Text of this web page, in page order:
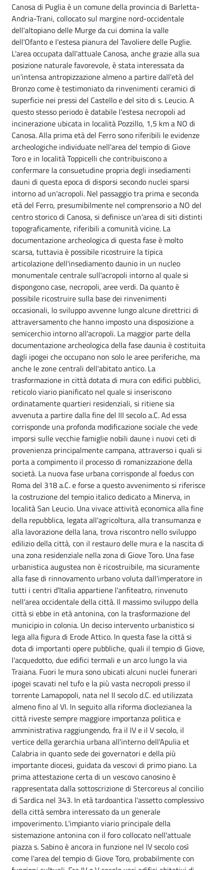
Canosa di Puglia è un comune della provincia di Barletta-
Andria-Trani, collocato sul margine nord-occidentale
dell'altopiano delle Murge da cui domina la valle
dell'Ofanto e l'estesa pianura del Tavoliere delle Puglie.
L'area occupata dall'attuale Canosa, anche grazie alla sua
posizione naturale favorevole, è stata interessata da
un'intensa antropizzazione almeno a partire dall'età del
Bronzo come è testimoniato da rinvenimenti ceramici di
superficie nei pressi del Castello e del sito di s. Leucio. A
questo stesso periodo è databile l'estesa necropoli ad
incinerazione ubicata in località Pozzillo, 1,5 km a NO di
Canosa. Alla prima età del Ferro sono riferibili le evidenze
archeologiche individuate nell'area del tempio di Giove
Toro e in località Toppicelli che contribuiscono a
confermare la consuetudine propria degli insediamenti
dauni di questa epoca di disporsi secondo nuclei sparsi
intorno ad un'acropoli. Nel passaggio tra prima e seconda
età del Ferro, presumibilmente nel comprensorio a NO del
centro storico di Canosa, si definisce un'area di siti distinti
topograficamente, riferibili a comunità vicine. La
documentazione archeologica di questa fase è molto
scarsa, tuttavia è possibile ricostruire la tipica
articolazione dell'insediamento daunio in un nucleo
monumentale centrale sull'acropoli intorno al quale si
dispongono case, necropoli, aree verdi. Da quanto è
possibile ricostruire sulla base dei rinvenimenti
occasionali, lo sviluppo avvenne lungo alcune direttrici di
attraversamento che hanno imposto una disposizione a
semicerchio intorno all'acropoli. La maggior parte della
documentazione archeologica della fase daunia è costituita
dagli ipogei che occupano non solo le aree periferiche, ma
anche le zone centrali dell'abitato antico. La
trasformazione in città dotata di mura con edifici pubblici,
reticolo viario pianificato nel quale si inseriscono
ordinatamente quartieri residenziali, si ritiene sia
avvenuta a partire dalla fine del III secolo a.C. Ad essa
corrisponde una profonda modificazione sociale che vede
imporsi sulle vecchie famiglie nobili daune i nuovi ceti di
provenienza principalmente campana, attraverso i quali si
porta a compimento il processo di romanizzazione della
società. La nuova fase urbana corrisponde al foedus con
Roma del 318 a.C. e forse a questo avvenimento si riferisce
la costruzione del tempio italico dedicato a Minerva, in
località San Leucio. Una vivace attività economica alla fine
della repubblica, legata all'agricoltura, alla transumanza e
alla lavorazione della lana, trova riscontro nello sviluppo
edilizio della città, con il restauro delle mura e la nascita di
una zona residenziale nella zona di Giove Toro. Una fase
urbanistica augustea non è ricostruibile, ma sicuramente
alla fase di rinnovamento urbano voluta dall'imperatore in
tutti i centri d'Italia appartiene l'anfiteatro, rinvenuto
nell'area occidentale della città. Il massimo sviluppo della
città si ebbe in età antonina, con la trasformazione del
municipio in colonia. Un deciso intervento urbanistico si
lega alla figura di Erode Attico. In questa fase la città si
dota di importanti opere pubbliche, quali il tempio di Giove,
l'acquedotto, due edifici termali e un arco lungo la via
Traiana. Fuori le mura sono ubicati alcuni nuclei funerari
ipogei scavati nel tufo e la più vasta necropoli presso il
torrente Lamapopoli, nata nel II secolo d.C. ed utilizzata
almeno fino al VI. In seguito alla riforma dioclezianea la
città riveste sempre maggiore importanza politica e
amministrativa raggiungendo, fra il IV e il V secolo, il
vertice della gerarchia urbana all'interno dell'Apulia et
Calabria in quanto sede dei governatori e della più
importante diocesi, guidata da vescovi di primo piano. La
prima attestazione certa di un vescovo canosino è
rappresentata dalla sottoscrizione di Stercoreus al concilio
di Sardica nel 343. In età tardoantica l'assetto complessivo
della città sembra interessato da un generale
impoverimento. L'impianto viario principale della
sistemazione antonina con il foro collocato nell'attuale
piazza s. Sabino è ancora in funzione nel IV secolo così
come l'area del tempio di Giove Toro, probabilmente con